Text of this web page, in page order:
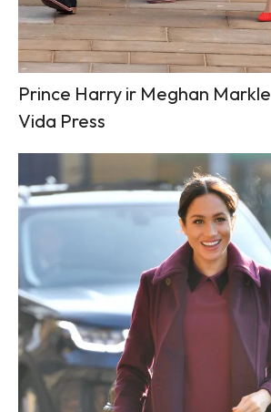
Prince Harry ir Meghan Markle
Vida Press